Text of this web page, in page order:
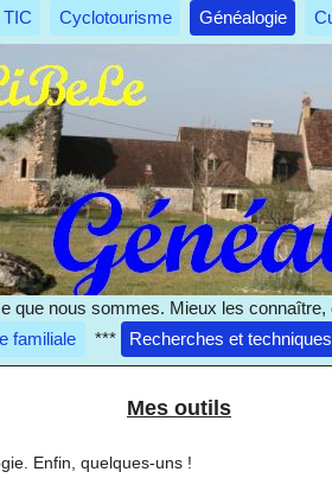
TIC Cyclotourisme Généalogie
que nous sommes. Mieux les
familiale *** Recherches et techniques
Mes outils
Enfin, quelques-uns !